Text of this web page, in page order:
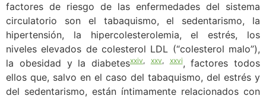
factores de riesgo de las enfermedades del sistema
circulatorio son el tabaquismo, el sedentarismo, la
hipertensión, la hipercolesterolemia, el estrés, los
niveles elevados de colesterol LDL (“colesterol malo”),
la obesidad y la diabetesxxiv, xxv, xxvi, factores todos
ellos que, salvo en el caso del tabaquismo, del estrés y
del sedentarismo, están íntimamente relacionados con